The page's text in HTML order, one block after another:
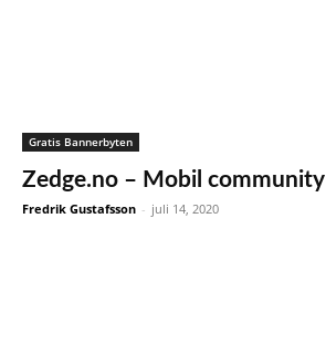
Gratis Bannerbyten
Zedge.no – Mobil community
Fredrik Gustafsson - juli 14, 2020